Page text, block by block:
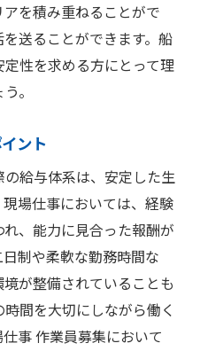
を積み重ねることがで
送ることができます。船
性を求める方にとって理
。
ント
給与体系は、安定した生
場仕事においては、経験
、能力に見合った報酬が
制や柔軟な勤務時間な
が整備されていることも
間を大切にしながら働く
事 作業員募集において